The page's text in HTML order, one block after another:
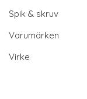
Spik & skruv
Varumärken
Virke